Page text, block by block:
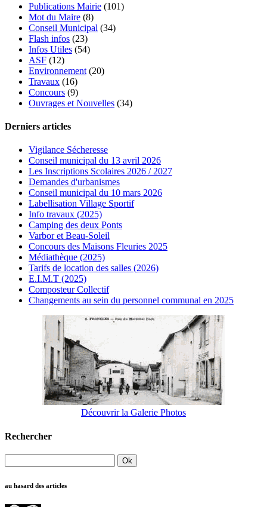
Publications Mairie (101)
Mot du Maire (8)
Conseil Municipal (34)
Flash infos (23)
Infos Utiles (54)
ASF (12)
Environnement (20)
Travaux (16)
Concours (9)
Ouvrages et Nouvelles (34)
Derniers articles
Vigilance Sécheresse
Conseil municipal du 13 avril 2026
Les Inscriptions Scolaires 2026 / 2027
Demandes d'urbanismes
Conseil municipal du 10 mars 2026
Labellisation Village Sportif
Info travaux (2025)
Camping des deux Ponts
Varbor et Beau-Soleil
Concours des Maisons Fleuries 2025
Médiathèque (2025)
Tarifs de location des salles (2026)
E.I.M.T (2025)
Composteur Collectif
Changements au sein du personnel communal en 2025
Découvrir la Galerie Photos
Rechercher
au hasard des articles